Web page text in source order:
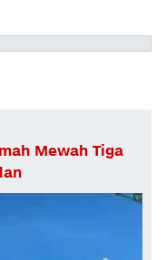
Mewah Tiga